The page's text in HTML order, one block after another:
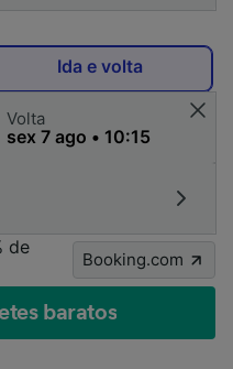
Ida e volta
Volta
de
Booking.com
baratos